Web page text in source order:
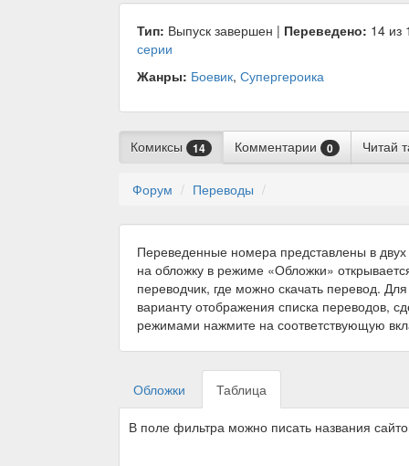
Тип: Выпуск завершен | Переведено: 14 из
серии
Жанры: Боевик, Супергероика
Комиксы 14 Комментарии 0 Читай
Форум Переводы
Переведенные номера представлены в
на обложку в режиме «Обложки»
переводчик, где можно скачать перевод.
варианту отображения списка переводов,
режимами нажмите на соответствующую
Обложки Таблица
В поле фильтра можно писать названия